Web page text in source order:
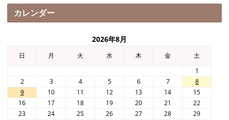
カレンダー
2026年8月
日 月 火 水 木 金
土
1
2
3 4 5 6 7
8
9
10 11 12 13 14
15
16
17 18 19 20 21
22
23
24 25 26 27 28
29